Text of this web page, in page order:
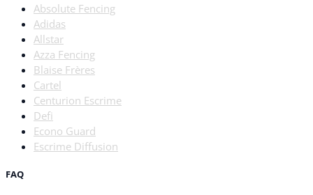
Absolute Fencing
Adidas
Allstar
Azza Fencing
Blaise Frères
Cartel
Centurion Escrime
Defi
Econo Guard
Escrime Diffusion
FAQ